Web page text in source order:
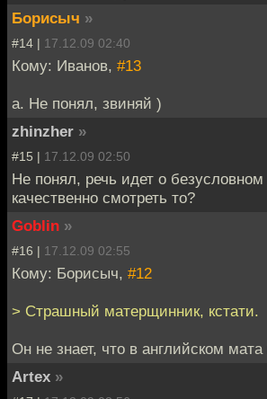
Борисыч »
#14 | 17.12.09 02:40
Кому: Иванов, #13
а. Не понял, звиняй )
zhinzher »
#15 | 17.12.09 02:50
Не понял, речь идет о
качественно смотреть то?
Goblin »
#16 | 17.12.09 02:55
Кому: Борисыч, #12
> Страшный матерщинник, кстати.
Он не знает, что в английском мата
Artex »